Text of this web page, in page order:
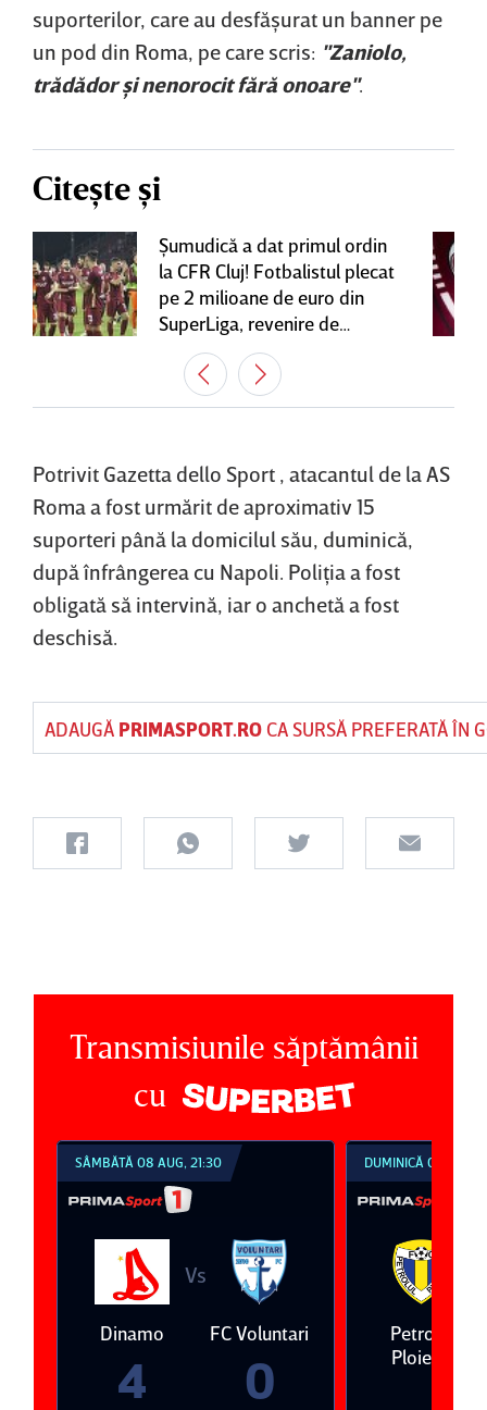
suporterilor, care au desfăşurat un banner pe
un pod din Roma, pe care scris: "Zaniolo,
trădădor şi nenorocit fără onoare".
Citește și
Şumudică a dat primul ordin
la CFR Cluj! Fotbalistul plecat
pe 2 milioane de euro din
SuperLiga, revenire de
senzaţie în Gruia
Potrivit Gazetta dello Sport , atacantul de la AS
Roma a fost urmărit de aproximativ 15
suporteri până la domicilul său, duminică,
după înfrângerea cu Napoli. Poliţia a fost
obligată să intervină, iar o anchetă a fost
deschisă.
ADAUGĂ PRIMASPORT.ROCA SURSĂ PREFERATĂ ÎN
Transmisiunile săptămânii
cu
SÂMBĂTĂ 08 AUG, 21:30
Dinamo
4
Vs
FC Voluntari
0
DUMINICĂ 09 AUG,
Petrolul
Ploieşti